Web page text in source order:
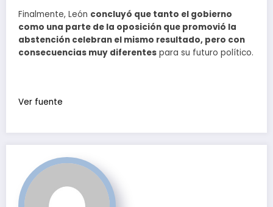
Finalmente, León concluyó que tanto el gobierno
como una parte de la oposición que promovió la
abstención celebran el mismo resultado, pero con
consecuencias muy diferentes para su futuro político.
Ver fuente